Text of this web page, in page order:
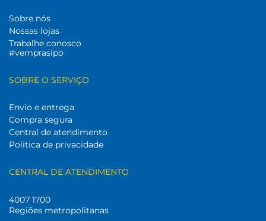
Sobre nós
Nossas lojas
Trabalhe conosco
#vemprasipo
SOBRE O SERVIÇO
Envio e entrega
Compra segura
Central de atendimento
Politica de privacidade
CENTRAL DE ATENDIMENTO
4007 1700
Regiões metropolitanas